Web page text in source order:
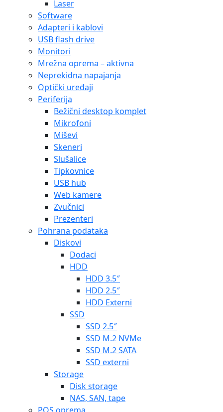
Laser
Software
Adapteri i kablovi
USB flash drive
Monitori
Mrežna oprema – aktivna
Neprekidna napajanja
Optički uređaji
Periferija
Bežični desktop komplet
Mikrofoni
Miševi
Skeneri
Slušalice
Tipkovnice
USB hub
Web kamere
Zvučnici
Prezenteri
Pohrana podataka
Diskovi
Dodaci
HDD
HDD 3.5″
HDD 2.5″
HDD Externi
SSD
SSD 2.5″
SSD M.2 NVMe
SSD M.2 SATA
SSD externi
Storage
Disk storage
NAS, SAN, tape